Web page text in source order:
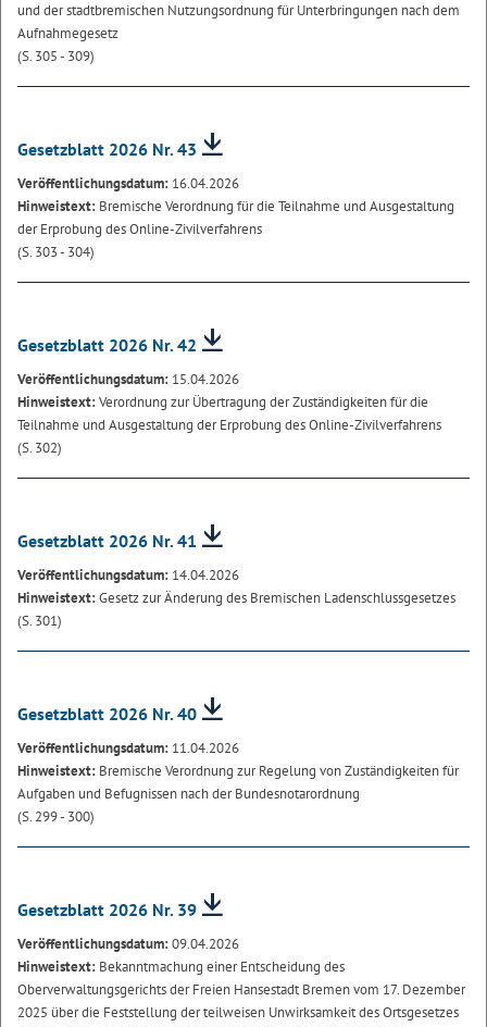
und der stadtbremischen Nutzungsordnung für Unterbringungen nach dem
Aufnahmegesetz
(S. 305 - 309)
Gesetzblatt 2026 Nr. 43
Veröffentlichungsdatum: 16.04.2026
Hinweistext: Bremische Verordnung für die Teilnahme und Ausgestaltung
der Erprobung des Online-Zivilverfahrens
(S. 303 - 304)
Gesetzblatt 2026 Nr. 42
Veröffentlichungsdatum: 15.04.2026
Hinweistext:Verordnung zur Übertragung der Zuständigkeiten für die
Teilnahme und Ausgestaltung der Erprobung des Online-Zivilverfahrens
(S. 302)
Gesetzblatt 2026 Nr. 41
Veröffentlichungsdatum: 14.04.2026
Hinweistext:Gesetz zur Änderung des Bremischen Ladenschlussgesetzes
(S. 301)
Gesetzblatt 2026 Nr. 40
Veröffentlichungsdatum: 11.04.2026
Hinweistext: Bremische Verordnung zur Regelung von Zuständigkeiten für
Aufgaben und Befugnissen nach der Bundesnotarordnung
(S. 299 - 300)
Gesetzblatt 2026 Nr. 39
Veröffentlichungsdatum:09.04.2026
Hinweistext: Bekanntmachung einer Entscheidung des
Oberverwaltungsgerichts der Freien Hansestadt Bremen vom 17. Dezember
2025 über die Feststellung der teilweisen Unwirksamkeit des Ortsgesetzes